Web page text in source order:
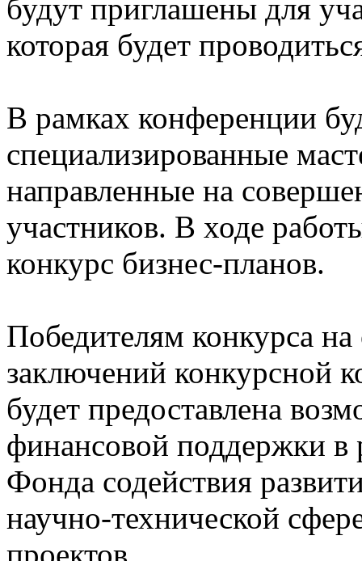
будут приглашены для
которая будет
В рамках конференции
специализированные
направленные на
участников. В ходе
конкурс бизнес-планов.
Победителям конкурса
заключений конкурсной
будет предоставлена
финансовой поддержки
Фонда содействия
научно-технической
проектов.